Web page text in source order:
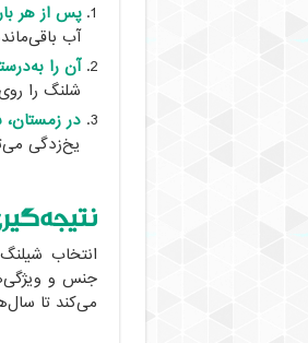
پس از هر
آب
آن را
شلنگ را
در
یخ‌زدگی
انتخاب
جنس و
می‌کند تا